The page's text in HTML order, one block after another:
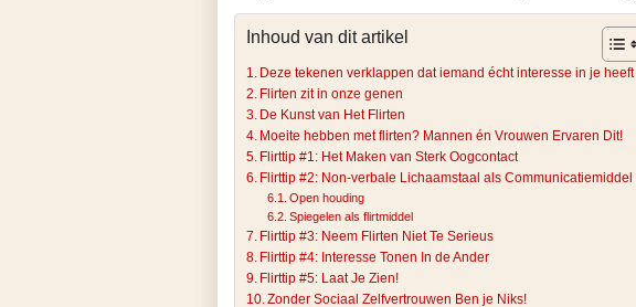
Inhoud van dit artikel
Deze tekenen verklappen dat iemand écht interesse in je heeft
Flirten zit in onze genen
De Kunst van Het Flirten
Moeite hebben met flirten? Mannen én Vrouwen Ervaren Dit!
Flirttip #1: Het Maken van Sterk Oogcontact
Flirttip #2: Non-verbale Lichaamstaal als Communicatiemiddel
Open houding
Spiegelen als flirtmiddel
Flirttip #3: Neem Flirten Niet Te Serieus
Flirttip #4: Interesse Tonen In de Ander
Flirttip #5: Laat Je Zien!
Zonder Sociaal Zelfvertrouwen Ben je Niks!